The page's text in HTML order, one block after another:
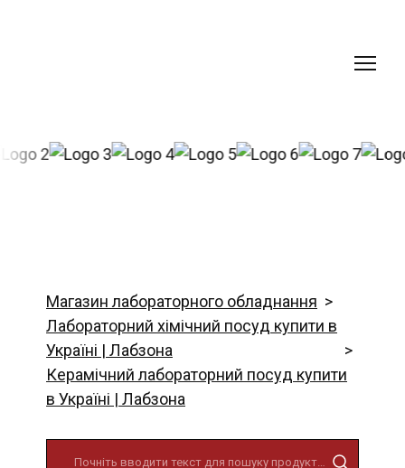
Магазин лабораторного обладнання
Лабораторний хімічний посуд купити в
Україні | Лабзона
Керамічний лабораторний посуд купити
в Україні | Лабзона